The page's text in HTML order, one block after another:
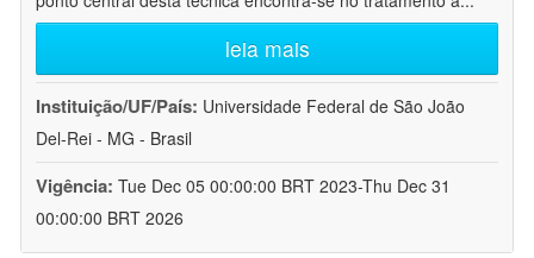
leia mais
Instituição/UF/País: Universidade Federal de São João
Del-Rei - MG - Brasil
Vigência: Tue Dec 05 00:00:00 BRT 2023-Thu Dec 31
00:00:00 BRT 2026